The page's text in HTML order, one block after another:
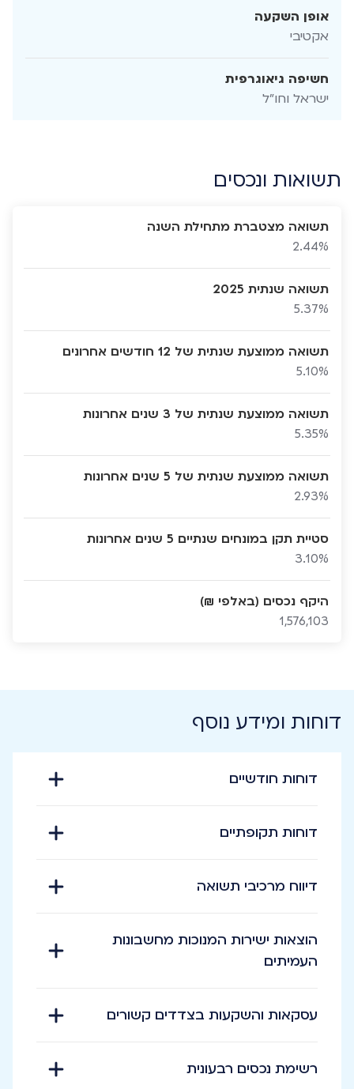
אופן השקעה
אקטיבי
חשיפה גיאוגרפית
ישראל וחו"ל
תשואות ונכסים
תשואה מצטברת מתחילת השנה
2.44%
תשואה שנתית 2025
5.37%
תשואה ממוצעת שנתית של 12 חודשים אחרונים
5.10%
תשואה ממוצעת שנתית של 3 שנים אחרונות
5.35%
תשואה ממוצעת שנתית של 5 שנים אחרונות
2.93%
סטיית תקן במונחים שנתיים 5 שנים אחרונות
3.10%
היקף נכסים (באלפי ₪)
1,576,103
דוחות ומידע נוסף
דוחות חודשיים
דוחות תקופתיים
דיווח מרכיבי תשואה
הוצאות ישירות המנוכות מחשבונות
העמיתים
עסקאות והשקעות בצדדים קשורים
רשימת נכסים רבעונית